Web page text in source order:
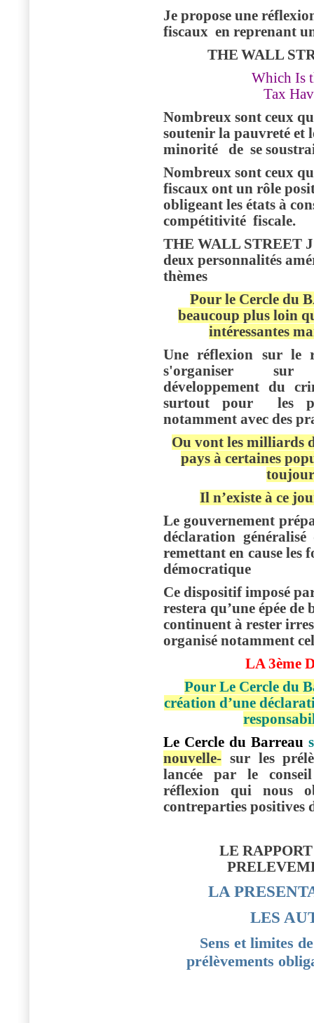
Je propose une
fiscaux en reprenant
THE WALL
Which Is
Tax
Nombreux sont ceux
soutenir la pauvreté et
minorité
de se
Nombreux sont ceux
fiscaux ont un rôle
obligeant les états à
compétitivité fiscale.
THE WALL STREET
deux personnalités
thèmes
Pour le Cercle du
beaucoup plus loin
intéressantes
Une réflexion sur le
s'organiser sur
développement du
surtout pour les
notamment avec des
Ou vont les milliards
pays à certaines
Il n’existe à ce
Le gouvernement
déclaration
remettant en cause les
démocratique
Ce dispositif imposé
restera qu’une épée
continuent à rester
organisé notamment
LA 3ème
Pour Le Cercle du
création d’une
Le Cercle du Barreau
nouvelle- sur les
lancée par le
réflexion qui nous
contreparties positives
LE
LA
LES
Sens et limites
prélèvements